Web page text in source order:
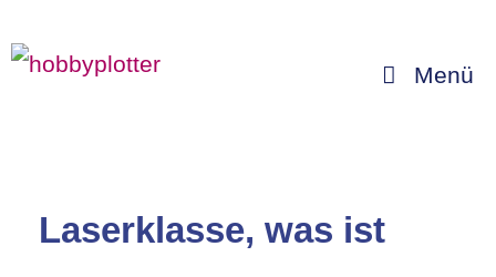
Inhalt
Menü
Laserklasse, was ist